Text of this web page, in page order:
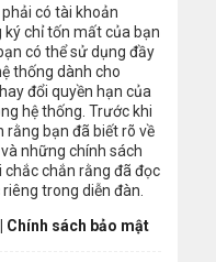
có tài khoản
ký chỉ tốn mất của bạn
có thể sử dụng đầy
thống dành cho
đổi quyền hạn của
hệ thống. Trước khi
rằng bạn đã biết rõ về
những chính sách
chắc chắn rằng đã đọc
trong diễn đàn.
Chính sách bảo mật